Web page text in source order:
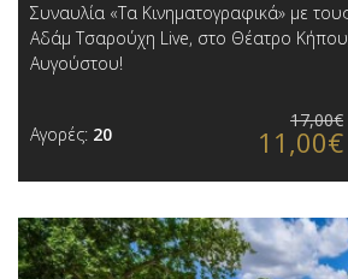
Συναυλία «Τα Κινηματογραφικά» με
Αδάμ Τσαρούχη Live, στο Θέατρο Κήπου,
Αυγούστου!
Αγορές: 20
17,00€
11,00€